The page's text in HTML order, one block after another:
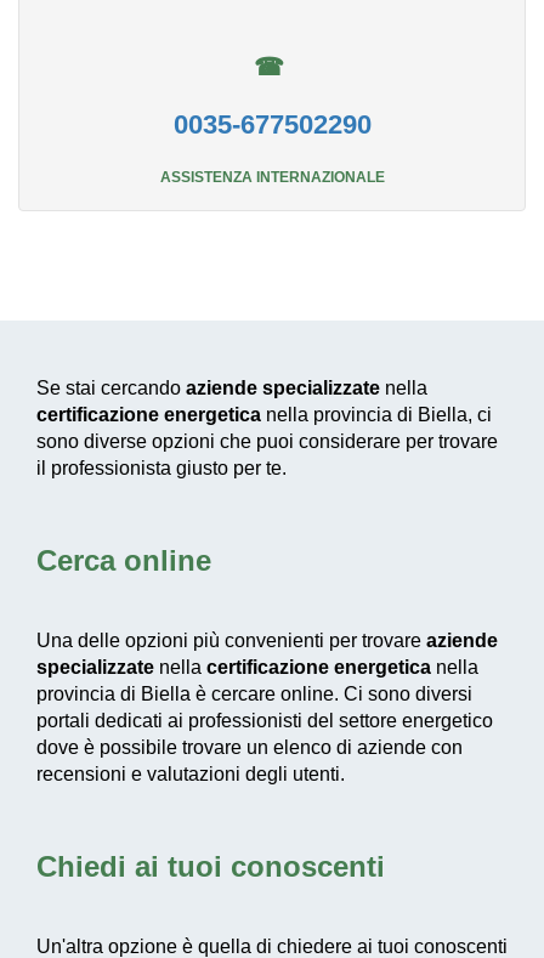
☎
0035-677502290
ASSISTENZA INTERNAZIONALE
Se stai cercando aziende specializzate nella
certificazione energetica nella provincia di Biella, ci
sono diverse opzioni che puoi considerare per trovare
il professionista giusto per te.
Cerca online
Una delle opzioni più convenienti per trovare aziende
specializzate nella certificazione energetica nella
provincia di Biella è cercare online. Ci sono diversi
portali dedicati ai professionisti del settore energetico
dove è possibile trovare un elenco di aziende con
recensioni e valutazioni degli utenti.
Chiedi ai tuoi conoscenti
Un'altra opzione è quella di chiedere ai tuoi conoscenti